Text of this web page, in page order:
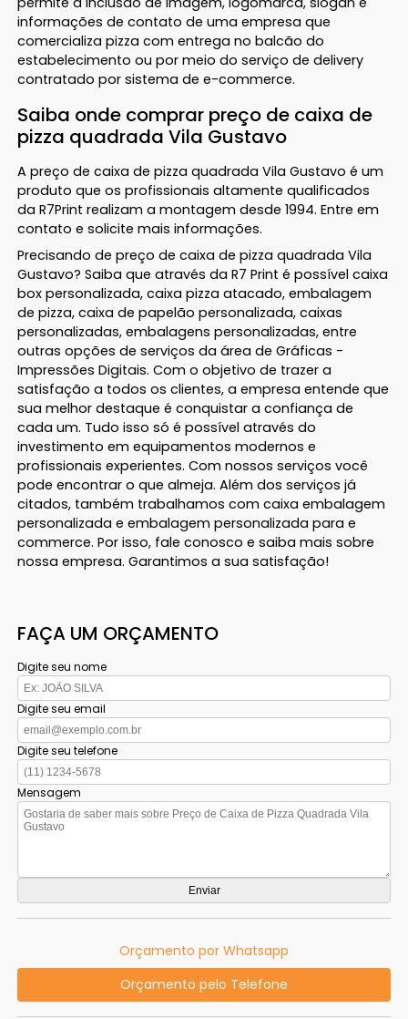
informações de contato de uma empresa que
comercializa pizza com entrega no balcão do
estabelecimento ou por meio do serviço de delivery
contratado por sistema de e-commerce.
Saiba onde comprar preço de caixa de
pizza quadrada Vila Gustavo
A preço de caixa de pizza quadrada Vila Gustavo é um
produto que os profissionais altamente qualificados
da R7Print realizam a montagem desde 1994. Entre em
contato e solicite mais informações.
Precisando de preço de caixa de pizza quadrada Vila
Gustavo? Saiba que através da R7 Print é possível caixa
box personalizada, caixa pizza atacado, embalagem
de pizza, caixa de papelão personalizada, caixas
personalizadas, embalagens personalizadas, entre
outras opções de serviços da área de Gráficas -
Impressões Digitais. Com o objetivo de trazer a
satisfação a todos os clientes, a empresa entende que
sua melhor destaque é conquistar a confiança de
cada um. Tudo isso só é possível através do
investimento em equipamentos modernos e
profissionais experientes. Com nossos serviços você
pode encontrar o que almeja. Além dos serviços já
citados, também trabalhamos com caixa embalagem
personalizada e embalagem personalizada para e
commerce. Por isso, fale conosco e saiba mais sobre
nossa empresa. Garantimos a sua satisfação!
FAÇA UM ORÇAMENTO
Digite seu nome
Digite seu email
Digite seu telefone
Mensagem
Orçamento por Whatsapp
Orçamento pelo Telefone